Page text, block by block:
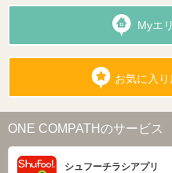
Myエ
お気に入
ONE COMPATHのサービス
シュフーチラシアプリ